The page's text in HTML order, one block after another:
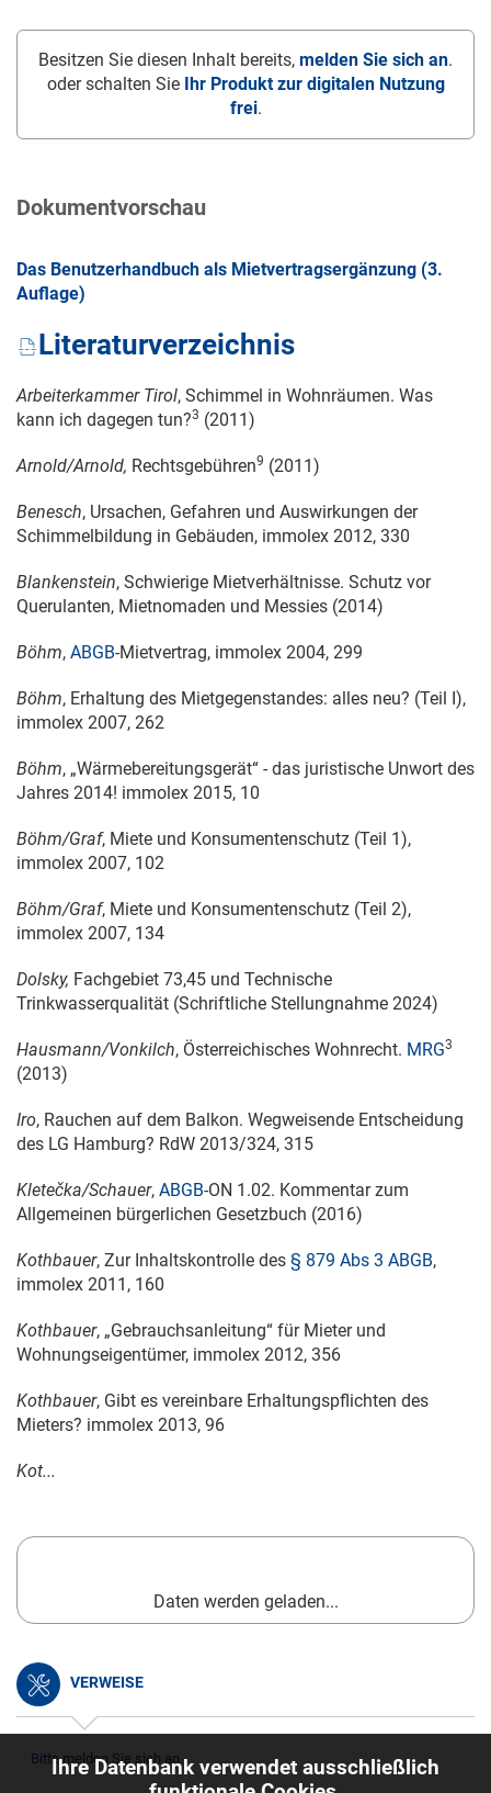
Besitzen Sie diesen Inhalt bereits, melden Sie sich an.
oder schalten Sie Ihr Produkt zur digitalen Nutzung
frei.
Dokumentvorschau
Das Benutzerhandbuch als Mietvertragsergänzung (3.
Auflage)
Literaturverzeichnis
Arbeiterkammer Tirol, Schimmel in Wohnräumen. Was
kann ich dagegen tun?3 (2011)
Arnold/Arnold, Rechtsgebühren9 (2011)
Benesch, Ursachen, Gefahren und Auswirkungen der
Schimmelbildung in Gebäuden, immolex 2012, 330
Blankenstein, Schwierige Mietverhältnisse. Schutz vor
Querulanten, Mietnomaden und Messies (2014)
Böhm, ABGB-Mietvertrag, immolex 2004, 299
Böhm, Erhaltung des Mietgegenstandes: alles neu? (Teil I),
immolex 2007, 262
Böhm, „Wärmebereitungsgerät“ - das juristische Unwort des
Jahres 2014! immolex 2015, 10
Böhm/Graf, Miete und Konsumentenschutz (Teil 1),
immolex 2007, 102
Böhm/Graf, Miete und Konsumentenschutz (Teil 2),
immolex 2007, 134
Dolsky, Fachgebiet 73,45 und Technische
Trinkwasserqualität (Schriftliche Stellungnahme 2024)
Hausmann/Vonkilch, Österreichisches Wohnrecht. MRG3
(2013)
Iro, Rauchen auf dem Balkon. Wegweisende Entscheidung
des LG Hamburg? RdW 2013/324, 315
Kletečka/Schauer, ABGB-ON 1.02. Kommentar zum
Allgemeinen bürgerlichen Gesetzbuch (2016)
Kothbauer, Zur Inhaltskontrolle des § 879 Abs 3 ABGB,
immolex 2011, 160
Kothbauer, „Gebrauchsanleitung“ für Mieter und
Wohnungseigentümer, immolex 2012, 356
Kothbauer, Gibt es vereinbare Erhaltungspflichten des
Mieters? immolex 2013, 96
Kot...
Daten werden geladen...
VERWEISE
Bitte melden Sie sich an.
Ihre Datenbank verwendet ausschließlich